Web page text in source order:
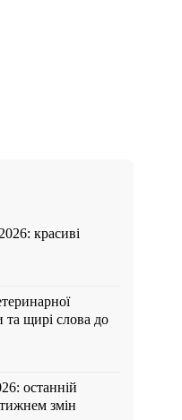
красиві
та щирі слова до
останній
змін